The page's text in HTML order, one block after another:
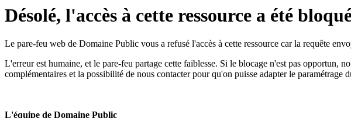
Désolé, l'accès à cette ressource a été
Le pare-feu web de Domaine Public vous a refusé l'accès à cette ressource car la requête
L'erreur est humaine, et le pare-feu partage cette faiblesse. Si le blocage n'est pas opportun,
complémentaires et la possibilité de nous contacter pour qu'on puisse adapter le paramétrage
L'équipe de Domaine Public